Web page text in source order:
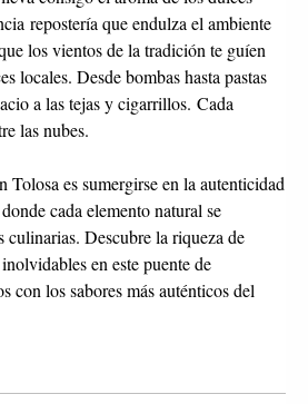
repostería que endulza el ambiente
los vientos de la tradición te guíen
locales. Desde bombas hasta pastas
a las tejas y cigarrillos. Cada
las nubes.
Tolosa es sumergirse en la autenticidad
cada elemento natural se
culinarias. Descubre la riqueza de
en este puente de
con los sabores más auténticos del